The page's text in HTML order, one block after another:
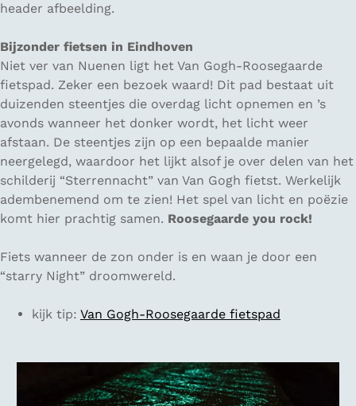
header afbeelding.
Bijzonder fietsen in Eindhoven
Niet ver van Nuenen ligt het Van Gogh-Roosegaarde
fietspad. Zeker een bezoek waard! Dit pad bestaat uit
duizenden steentjes die overdag licht opnemen en ’s
avonds wanneer het donker wordt, het licht weer
afstaan. De steentjes zijn op een bepaalde manier
neergelegd, waardoor het lijkt alsof je over delen van het
schilderij “Sterrennacht” van Van Gogh fietst. Werkelijk
adembenemend om te zien! Het spel van licht en poëzie
komt hier prachtig samen. Roosegaarde you rock!
Fiets wanneer de zon onder is en waan je door een
“starry Night” droomwereld.
kijk tip: Van Gogh-Roosegaarde fietspad